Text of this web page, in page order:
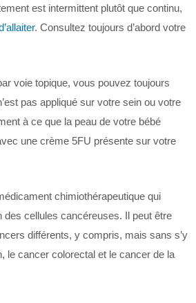
est intermittent plutôt que continu,
. Consultez toujours d’abord votre
voie topique, vous pouvez toujours
pas appliqué sur votre sein ou votre
à ce que la peau de votre bébé
une crème 5FU présente sur votre
chimiothérapeutique qui
des cellules cancéreuses. Il peut être
différents, y compris, mais sans s’y
le cancer colorectal et le cancer de la